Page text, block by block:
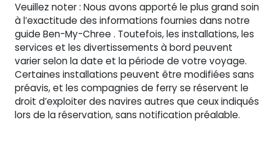
Veuillez noter : Nous avons apporté le plus grand soin
à l’exactitude des informations fournies dans notre
guide Ben-My-Chree . Toutefois, les installations, les
services et les divertissements à bord peuvent
varier selon la date et la période de votre voyage.
Certaines installations peuvent être modifiées sans
préavis, et les compagnies de ferry se réservent le
droit d’exploiter des navires autres que ceux indiqués
lors de la réservation, sans notification préalable.